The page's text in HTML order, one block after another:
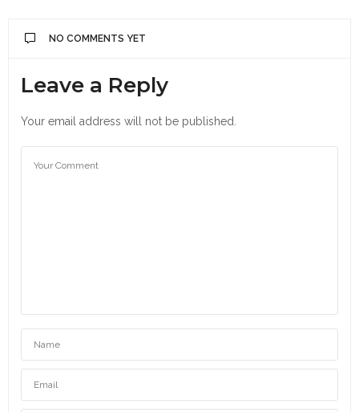
NO COMMENTS YET
Leave a Reply
Your email address will not be published.